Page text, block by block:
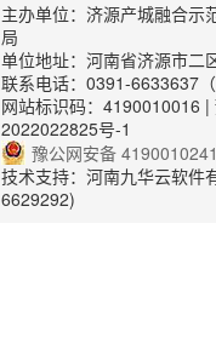
主办单位：济源产城融合示
局
单位地址：河南省济源市
联系电话：0391-6633637
网站标识码：4190010016 |
2022022825号-1
豫公网安备
技术支持：河南九华云软件
6629292)